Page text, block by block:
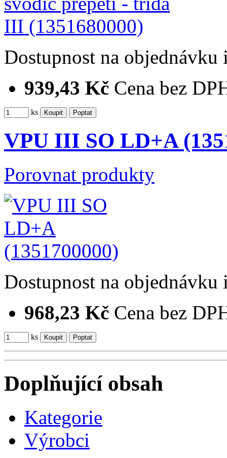
Dostupnost na objednávku
939,43 Kč Cena bez
ks
VPU III SO LD+A
Porovnat produkty
Dostupnost na objednávku
968,23 Kč Cena bez
ks
Doplňující obsah
Kategorie
Výrobci